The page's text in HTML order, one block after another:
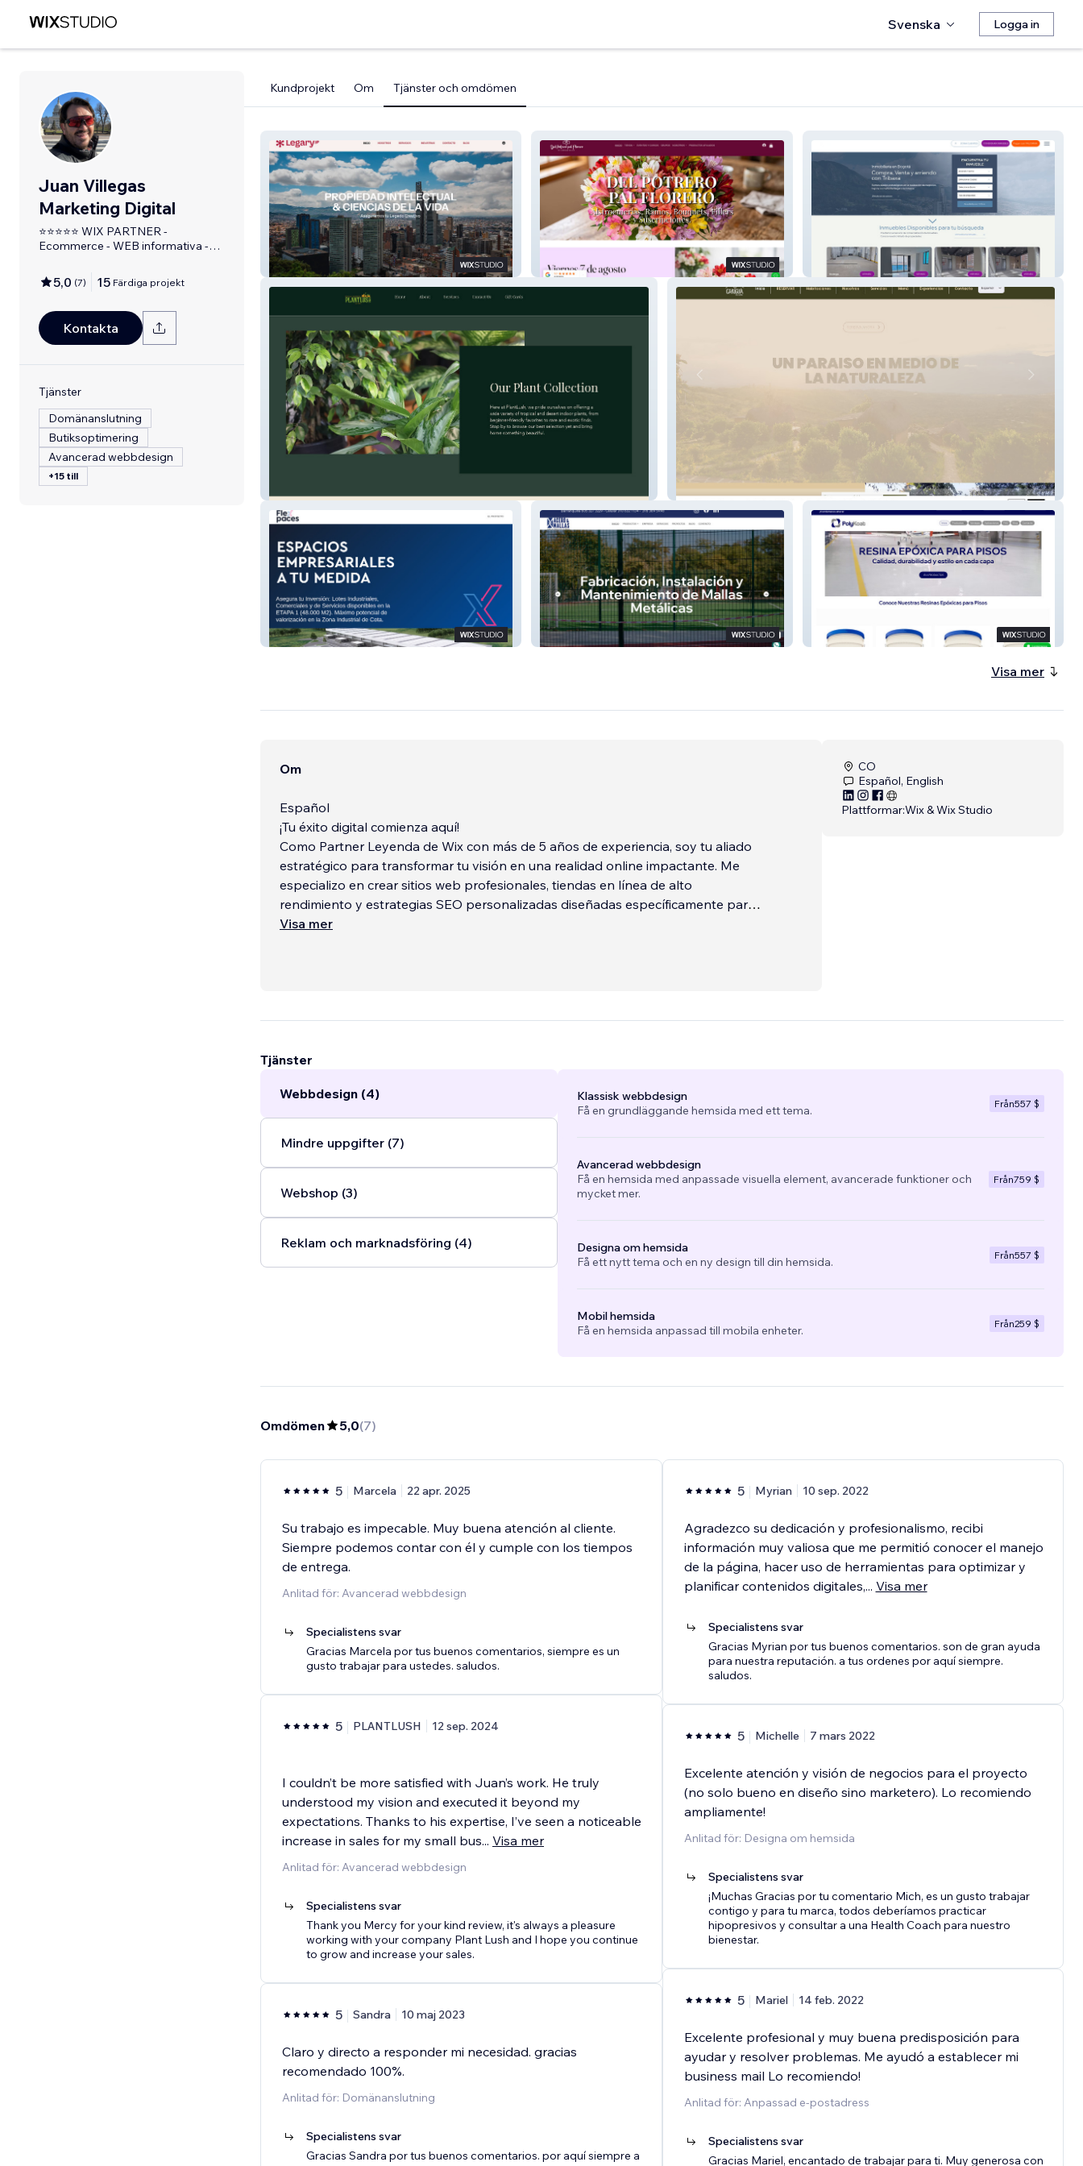
Svenska Logga in
Juan Villegas
Marketing Digital
⭐⭐⭐⭐⭐ WIX PARTNER -
Ecommerce - WEB informativa -
5,0 (7) 15 Färdiga projekt
Kontakta
Tjänster
Domänanslutning
Butiksoptimering
Avancerad webbdesign
+15 till
Kundprojekt Om Tjänster och omdömen
LEGARY IP Delpotreropalflorero Tribaxa
Carigua
Flexpaces Aceromallas
Pisos
Visa mer
Om
Español
¡Tu éxito digital comienza aquí!
Como Partner Leyenda de Wix con más de 5 años de experiencia, soy tu aliado
estratégico para transformar tu visión en una realidad online impactante. Me
especializo en crear sitios web profesionales, tiendas en línea de alto
rendimiento y estrategias SEO personalizadas diseñadas específicamente para
emprendedores, pequeñas y medianas empresas.
clientes ideales y genere resultados tangibles....
Visa mer
CO
Español, English
Plattformar:Wix & Wix Studio
Tjänster
Webbdesign (4)
Mindre uppgifter (7)
Webshop (3)
Reklam och marknadsföring (4)
Klassisk webbdesign
Få en grundläggande hemsida med ett tema.
Från557 $
Avancerad webbdesign
Få en hemsida med anpassade visuella element, avancerade funktioner och
mycket mer.
Från759 $
Designa om hemsida
Få ett nytt tema och en ny design till din hemsida.
Från557 $
Mobil hemsida
Få en hemsida anpassad till mobila enheter.
Från259 $
Omdömen 5,0(7)
5 Marcela 22 apr. 2025
Su trabajo es impecable. Muy buena atención al cliente.
Siempre podemos contar con él y cumple con los tiempos
de entrega.
Anlitad för: Avancerad webbdesign
Specialistens svar
Gracias Marcela por tus buenos comentarios, siempre es un
gusto trabajar para ustedes. saludos.
5 PLANTLUSH 12 sep. 2024
I couldn’t be more satisfied with Juan’s work. He truly
understood my vision and executed it beyond my
expectations. Thanks to his expertise, I’ve seen a noticeable
increase in sales for my small bus... Visa mer
Anlitad för: Avancerad webbdesign
Specialistens svar
Thank you Mercy for your kind review, it's always a pleasure
working with your company Plant Lush and I hope you continue
to grow and increase your sales.
5 Sandra 10 maj 2023
Claro y directo a responder mi necesidad. gracias
recomendado 100%.
Anlitad för: Domänanslutning
Specialistens svar
Gracias Sandra por tus buenos comentarios. por aquí siempre a
5 Myrian 10 sep. 2022
Agradezco su dedicación y profesionalismo, recibi
información muy valiosa que me permitió conocer el manejo
de la página, hacer uso de herramientas para optimizar y
planificar contenidos digitales,... Visa mer
Specialistens svar
Gracias Myrian por tus buenos comentarios. son de gran ayuda
para nuestra reputación. a tus ordenes por aquí siempre.
saludos.
5 Michelle 7 mars 2022
Excelente atención y visión de negocios para el proyecto
(no solo bueno en diseño sino marketero). Lo recomiendo
ampliamente!
Anlitad för: Designa om hemsida
Specialistens svar
¡Muchas Gracias por tu comentario Mich, es un gusto trabajar
contigo y para tu marca, todos deberíamos practicar
hipopresivos y consultar a una Health Coach para nuestro
bienestar.
5 Mariel 14 feb. 2022
Excelente profesional y muy buena predisposición para
ayudar y resolver problemas. Me ayudó a establecer mi
business mail Lo recomiendo!
Anlitad för: Anpassad e-postadress
Specialistens svar
Gracias Mariel, encantado de trabajar para ti. Muy generosa con